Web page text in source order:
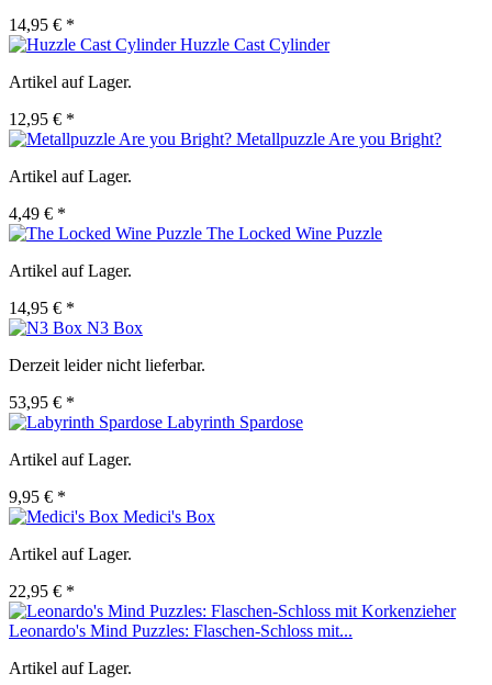
14,95 € *
Huzzle Cast Cylinder
Artikel auf Lager.
12,95 € *
Metallpuzzle Are you Bright?
Artikel auf Lager.
4,49 € *
The Locked Wine Puzzle
Artikel auf Lager.
14,95 € *
N3 Box
Derzeit leider nicht lieferbar.
53,95 € *
Labyrinth Spardose
Artikel auf Lager.
9,95 € *
Medici's Box
Artikel auf Lager.
22,95 € *
Leonardo's Mind Puzzles: Flaschen-Schloss mit...
Artikel auf Lager.